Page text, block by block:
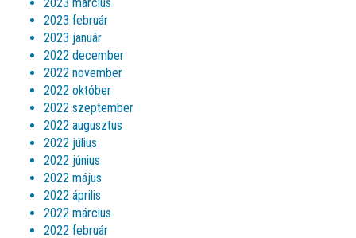
2023 február
2023 január
2022 december
2022 november
2022 október
2022 szeptember
2022 augusztus
2022 július
2022 június
2022 május
2022 április
2022 március
2022 február